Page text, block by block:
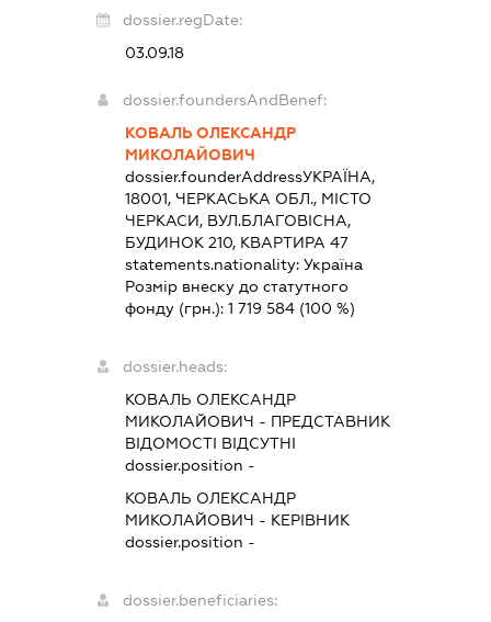
dossier.regDate:
03.09.18
dossier.foundersAndBenef:
КОВАЛЬ ОЛЕКСАНДР
МИКОЛАЙОВИЧ
dossier.founderAddressУКРАЇНА,
18001, ЧЕРКАСЬКА ОБЛ., МІСТО
ЧЕРКАСИ, ВУЛ.БЛАГОВІСНА,
БУДИНОК 210, КВАРТИРА 47
statements.nationality: Україна
Розмір внеску до статутного
фонду (грн.): 1 719 584(100 %)
dossier.heads:
КОВАЛЬ ОЛЕКСАНДР
МИКОЛАЙОВИЧ - ПРЕДСТАВНИК
ВІДОМОСТІ ВІДСУТНІ
dossier.position -
КОВАЛЬ ОЛЕКСАНДР
МИКОЛАЙОВИЧ - КЕРІВНИК
dossier.position -
dossier.beneficiaries: